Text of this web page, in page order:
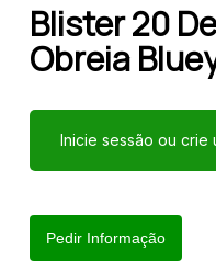
Blister 20
Obreia
Inicie sessão ou crie
Pedir Informação